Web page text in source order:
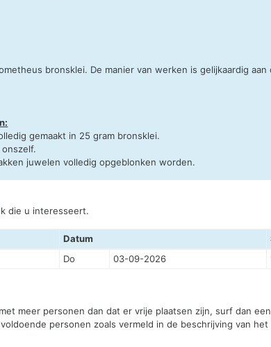
bronsklei. De manier van werken is gelijkaardig
gemaakt in 25 gram bronsklei.
juwelen volledig opgeblonken worden.
die u interesseert.
Datum
Do 03-09-2026
meer personen dan dat er vrije plaatsen zijn, surf dan
personen zoals vermeld in de beschrijving van